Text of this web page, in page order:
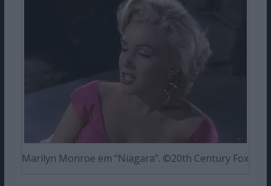
Marilyn Monroe em “Niagara”. ©20th Century Fox